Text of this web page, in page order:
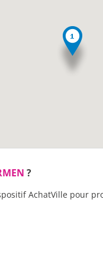
?
AchatVille pour